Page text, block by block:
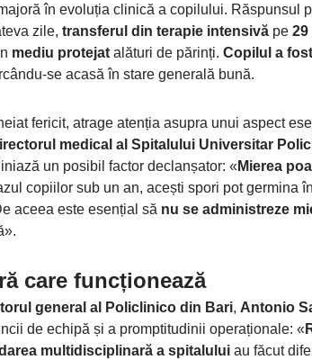
în evoluția clinică a copilului. Răspunsul
zile, transferul din terapie intensivă pe 29
mediu protejat alături de părinți. Copilul a
se acasă în stare generală bună.
fericit, atrage atenția asupra unui aspect
medical al Spitalului Universitar
un posibil factor declanșator: « Mierea
copiilor sub un an, acești spori pot germina
aceea este esențial să nu se administreze
care funcționează
general al Policlinico din Bari, Antonio
de echipă și a promptitudinii operaționale: «
multidisciplinară a spitalului au făcut